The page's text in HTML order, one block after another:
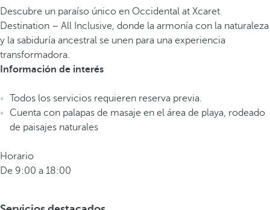
Descubre un paraíso único en Occidental at Xcaret
Destination – All Inclusive, donde la armonía con la naturaleza
y la sabiduría ancestral se unen para una experiencia
transformadora.
Información de interés
Todos los servicios requieren reserva previa.
Cuenta con palapas de masaje en el área de playa, rodeado
de paisajes naturales
Horario
De 9:00 a 18:00